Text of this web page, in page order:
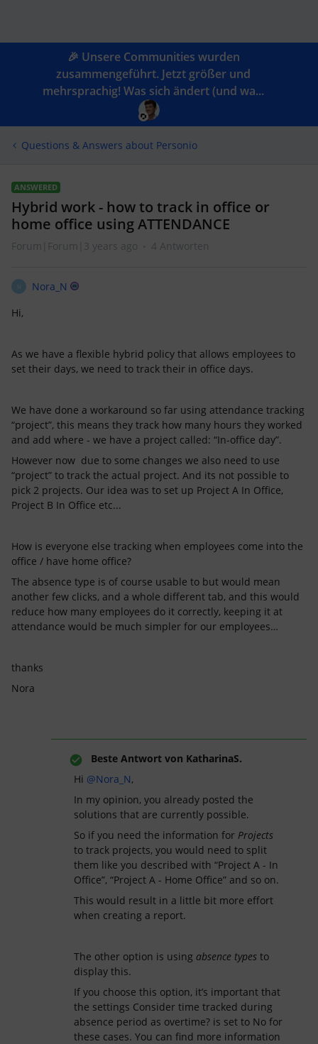
🎉 Unsere Communities wurden
zusammengeführt. Jetzt größer und
mehrsprachig! Was sich ändert (und wa...
Questions & Answers about Personio
ANSWERED
Hybrid work - how to track in office or
home office using ATTENDANCE
Forum|Forum|3 years ago 4 Antworten
N
Nora_N
Hi,
As we have a flexible hybrid policy that allows employees to
set their days, we need to track their in office days.
We have done a workaround so far using attendance tracking
“project”, this means they track how many hours they worked
and add where - we have a project called: “In-office day”.
However now due to some changes we also need to use
“project” to track the actual project. And its not possible to
pick 2 projects. Our idea was to set up Project A In Office,
Project B In Office etc...
How is everyone else tracking when employees come into the
office / have home office?
The absence type is of course usable to but would mean
another few clicks, and a whole different tab, and this would
reduce how many employees do it correctly, keeping it at
attendance would be much simpler for our employees…
thanks
Nora
Beste Antwort von KatharinaS.
Hi @Nora_N,
In my opinion, you already posted the
solutions that are currently possible.
So if you need the information for Projects
to track projects, you would need to split
them like you described with “Project A - In
Office”, “Project A - Home Office” and so on.
This would result in a little bit more effort
when creating a report.
The other option is using absence types to
display this.
If you choose this option, it’s important that
the settings Consider time tracked during
absence period as overtime? is set to No for
these cases. You can find more information